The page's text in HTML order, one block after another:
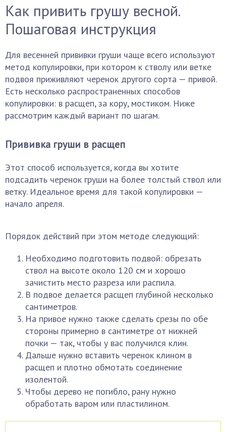
Как привить грушу весной.
Пошаговая инструкция
Для весенней прививки груши чаще всего используют
метод копулировки, при котором к стволу или ветке
подвоя приживляют черенок другого сорта — привой.
Есть несколько распространенных способов
копулировки: в расщеп, за кору, мостиком. Ниже
рассмотрим каждый вариант по шагам.
Прививка груши в расщеп
Этот способ используется, когда вы хотите
подсадить черенок груши на более толстый ствол или
ветку. Идеальное время для такой копулировки —
начало апреля.
Порядок действий при этом методе следующий:
Необходимо подготовить подвой: обрезать
ствол на высоте около 120 см и хорошо
зачистить место разреза или распила.
В подвое делается расщеп глубиной несколько
сантиметров.
На привое нужно также сделать срезы по обе
стороны примерно в сантиметре от нижней
почки — так, чтобы у вас получился клин.
Дальше нужно вставить черенок клином в
расщеп и плотно обмотать соединение
изолентой.
Чтобы дерево не погибло, рану нужно
обработать варом или пластилином.